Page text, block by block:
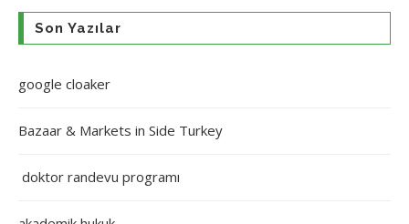
Son Yazılar
google cloaker
Bazaar & Markets in Side Turkey
doktor randevu programı